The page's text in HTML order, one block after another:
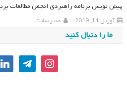
پیش نویس برنامه راهبردی انجمن مطالعات
آوریل 14, 2019 مدیر سایت
ما را دنبال کنید
instagram
telegram